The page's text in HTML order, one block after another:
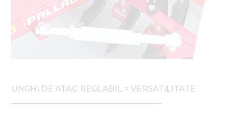
UNGHI DE ATAC REGLABIL = VERSATILITATE